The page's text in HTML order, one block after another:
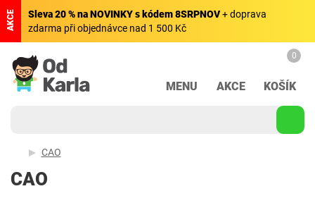
AKCE Sleva 20 % na NOVINKY s kódem 8SRPNOV+ doprava
zdarma při objednávce nad 1 500 Kč
MENU AKCE
0
KOŠÍK
CAO
CAO